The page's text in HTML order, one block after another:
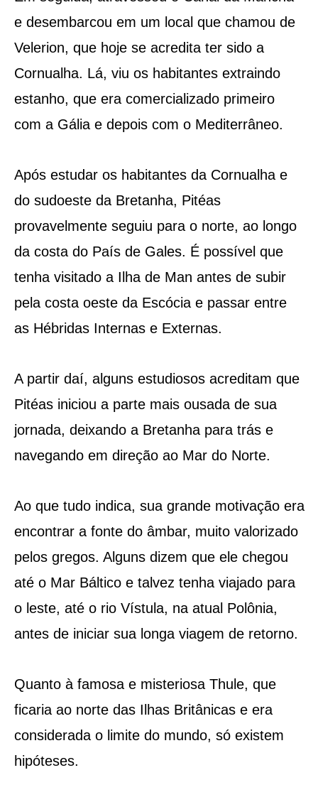
e desembarcou em um local que chamou de
Velerion, que hoje se acredita ter sido a
Cornualha. Lá, viu os habitantes extraindo
estanho, que era comercializado primeiro
com a Gália e depois com o Mediterrâneo.
Após estudar os habitantes da Cornualha e
do sudoeste da Bretanha, Pitéas
provavelmente seguiu para o norte, ao longo
da costa do País de Gales. É possível que
tenha visitado a Ilha de Man antes de subir
pela costa oeste da Escócia e passar entre
as Hébridas Internas e Externas.
A partir daí, alguns estudiosos acreditam que
Pitéas iniciou a parte mais ousada de sua
jornada, deixando a Bretanha para trás e
navegando em direção ao Mar do Norte.
Ao que tudo indica, sua grande motivação era
encontrar a fonte do âmbar, muito valorizado
pelos gregos. Alguns dizem que ele chegou
até o Mar Báltico e talvez tenha viajado para
o leste, até o rio Vístula, na atual Polônia,
antes de iniciar sua longa viagem de retorno.
Quanto à famosa e misteriosa Thule, que
ficaria ao norte das Ilhas Britânicas e era
considerada o limite do mundo, só existem
hipóteses.